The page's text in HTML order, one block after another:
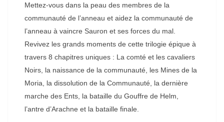
Mettez-vous dans la peau des membres de la
communauté de l’anneau et aidez la communauté de
l’anneau à vaincre Sauron et ses forces du mal.
Revivez les grands moments de cette trilogie épique à
travers 8 chapitres uniques : La comté et les cavaliers
Noirs, la naissance de la communauté, les Mines de la
Moria, la dissolution de la Communauté, la dernière
marche des Ents, la bataille du Gouffre de Helm,
l’antre d’Arachne et la bataille finale.